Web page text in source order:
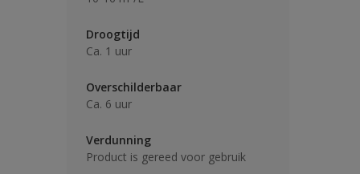
Droogtijd
Ca. 1 uur
Overschilderbaar
Ca. 6 uur
Verdunning
Product is gereed voor gebruik